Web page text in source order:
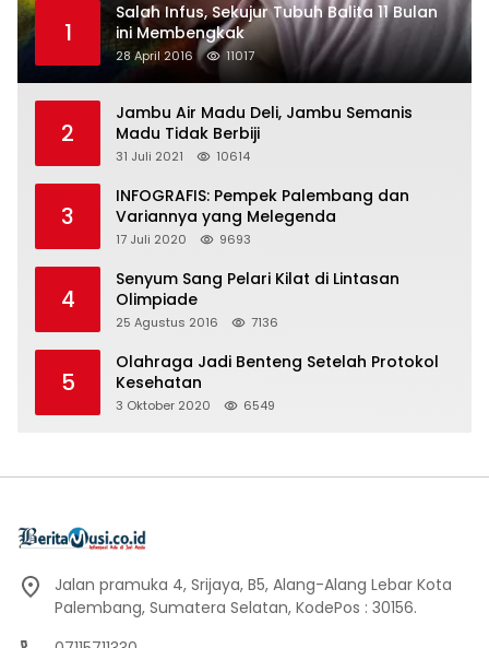
1
Salah Infus, Sekujur Tubuh Balita 11 Bulan
ini Membengkak
28 April 2016 11017
2
Jambu Air Madu Deli, Jambu Semanis
Madu Tidak Berbiji
31 Juli 2021 10614
3
INFOGRAFIS: Pempek Palembang dan
Variannya yang Melegenda
17 Juli 2020 9693
4
Senyum Sang Pelari Kilat di Lintasan
Olimpiade
25 Agustus 2016 7136
5
Olahraga Jadi Benteng Setelah Protokol
Kesehatan
3 Oktober 2020 6549
Jalan pramuka 4, Srijaya, B5, Alang-Alang Lebar Kota
Palembang, Sumatera Selatan, KodePos : 30156.